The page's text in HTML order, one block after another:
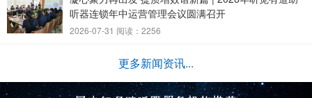
听器连锁年中运营管理会议圆满召开
2026-07-31 阅读：2256
更多新闻资讯...